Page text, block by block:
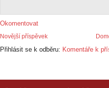
Okomentovat
Novější příspěvek
Přihlásit se k odběru: Komentáře k